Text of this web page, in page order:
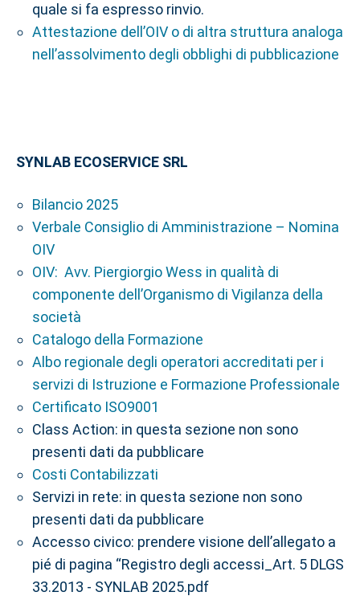
quale si fa espresso rinvio.
Attestazione dell’OIV o di altra struttura analoga
nell’assolvimento degli obblighi di pubblicazione
SYNLAB ECOSERVICE SRL
Bilancio 2025
Verbale Consiglio di Amministrazione – Nomina
OIV
OIV: Avv. Piergiorgio Wess in qualità di
componente dell’Organismo di Vigilanza della
società
Catalogo della Formazione
Albo regionale degli operatori accreditati per i
servizi di Istruzione e Formazione Professionale
Certificato ISO9001
Class Action: in questa sezione non sono
presenti dati da pubblicare
Costi Contabilizzati
Servizi in rete: in questa sezione non sono
presenti dati da pubblicare
Accesso civico: prendere visione dell’allegato a
pié di pagina “Registro degli accessi_Art. 5 DLGS
33.2013 - SYNLAB 2025.pdf